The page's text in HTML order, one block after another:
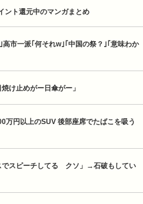
ント還元中のマンガまとめ
市一派｢何それw｣｢中国の祭？｣｢意味わか
け止めがー日傘がー」
万円以上のSUV 後部座席でたばこを吸う
でスピーチしてる　クソ」→石破もしてい